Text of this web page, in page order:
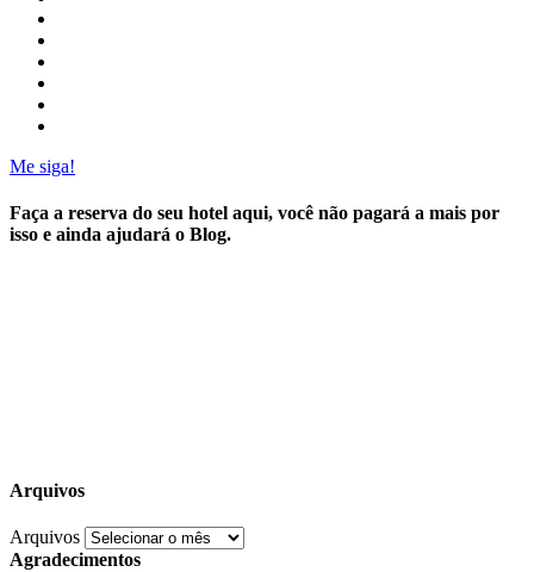
Me siga!
Faça a reserva do seu hotel aqui, você não pagará a mais por
isso e ainda ajudará o Blog.
Arquivos
Arquivos
Agradecimentos